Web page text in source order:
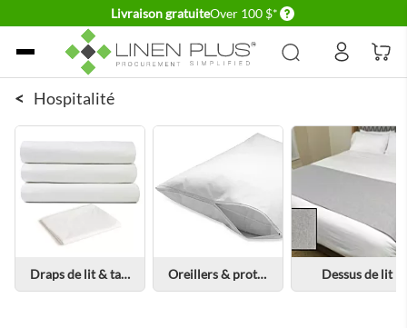
Livraison gratuiteOver 100 $* Delivery conditions
Allez au contenu
< Hospitalité
Draps de lit & taies d'oreiller Oreillers & protecteurs d'oreillers Dessus de lit